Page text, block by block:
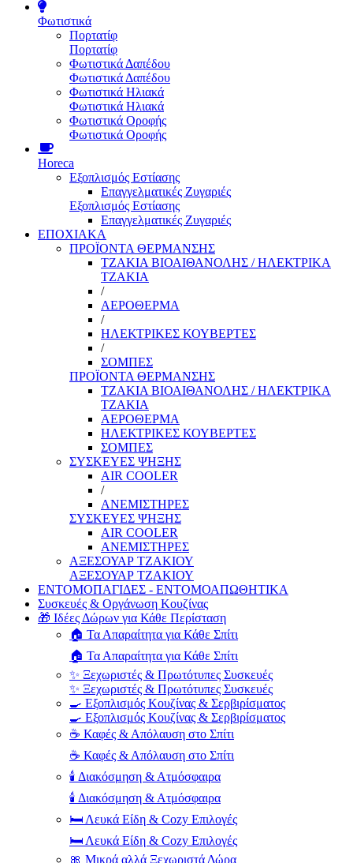
Φωτιστικά
Πορτατίφ
Πορτατίφ
Φωτιστικά Δαπέδου
Φωτιστικά Δαπέδου
Φωτιστικά Ηλιακά
Φωτιστικά Ηλιακά
Φωτιστικά Οροφής
Φωτιστικά Οροφής
Horeca
Εξοπλισμός Εστίασης
Επαγγελματικές Ζυγαριές
Εξοπλισμός Εστίασης
Επαγγελματικές Ζυγαριές
ΕΠΟΧΙΑΚΑ
ΠΡΟΪΟΝΤΑ ΘΕΡΜΑΝΣΗΣ
ΤΖΑΚΙΑ ΒΙΟΑΙΘΑΝΟΛΗΣ / ΗΛΕΚΤΡΙΚΑ
ΤΖΑΚΙΑ
/
ΑΕΡΟΘΕΡΜΑ
/
ΗΛΕΚΤΡΙΚΕΣ ΚΟΥΒΕΡΤΕΣ
/
ΣΟΜΠΕΣ
ΠΡΟΪΟΝΤΑ ΘΕΡΜΑΝΣΗΣ
ΤΖΑΚΙΑ ΒΙΟΑΙΘΑΝΟΛΗΣ / ΗΛΕΚΤΡΙΚΑ
ΤΖΑΚΙΑ
ΑΕΡΟΘΕΡΜΑ
ΗΛΕΚΤΡΙΚΕΣ ΚΟΥΒΕΡΤΕΣ
ΣΟΜΠΕΣ
ΣΥΣΚΕΥΕΣ ΨΗΞΗΣ
AIR COOLER
/
ΑΝΕΜΙΣΤΗΡΕΣ
ΣΥΣΚΕΥΕΣ ΨΗΞΗΣ
AIR COOLER
ΑΝΕΜΙΣΤΗΡΕΣ
ΑΞΕΣΟΥΑΡ ΤΖΑΚΙΟΥ
ΑΞΕΣΟΥΑΡ ΤΖΑΚΙΟΥ
ΕΝΤΟΜΟΠΑΓΙΔΕΣ - ΕΝΤΟΜΟΑΠΩΘΗΤΙΚΑ
Συσκευές & Οργάνωση Κουζίνας
🎁 Ιδέες Δώρων για Κάθε Περίσταση
🏠 Τα Απαραίτητα για Κάθε Σπίτι
🏠 Τα Απαραίτητα για Κάθε Σπίτι
✨ Ξεχωριστές & Πρωτότυπες Συσκευές
✨ Ξεχωριστές & Πρωτότυπες Συσκευές
🍳 Εξοπλισμός Κουζίνας & Σερβιρίσματος
🍳 Εξοπλισμός Κουζίνας & Σερβιρίσματος
☕ Καφές & Απόλαυση στο Σπίτι
☕ Καφές & Απόλαυση στο Σπίτι
🕯️ Διακόσμηση & Ατμόσφαιρα
🕯️ Διακόσμηση & Ατμόσφαιρα
🛏️ Λευκά Είδη & Cozy Επιλογές
🛏️ Λευκά Είδη & Cozy Επιλογές
🎀 Μικρά αλλά Ξεχωριστά Δώρα